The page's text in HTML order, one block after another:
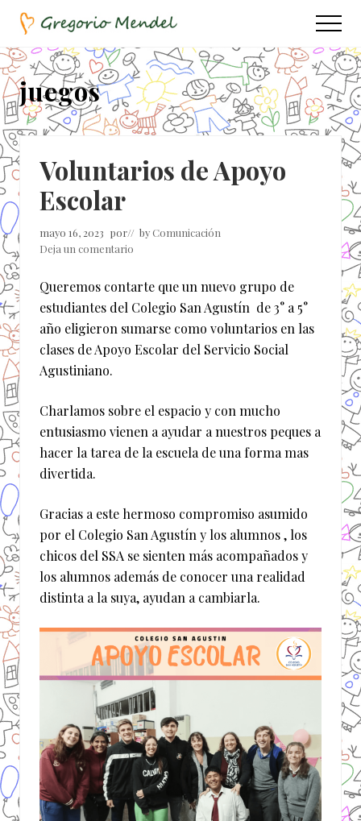
Menu
Saltar
contenido
principal
Saltar
la
barra
lateral
principal
Asociación
Civil
Menu
juegos
Voluntarios de Apoyo
Escolar
mayo 16, 2023 por// byComunicación
Deja un comentario
Queremos contarte que un nuevo grupo de
estudiantes del Colegio San Agustín de 3° a 5°
año eligieron sumarse como voluntarios en las
clases de Apoyo Escolar del Servicio Social
Agustiniano.
Charlamos sobre el espacio y con mucho
entusiasmo vienen a ayudar a nuestros peques a
hacer la tarea de la escuela de una forma mas
divertida.
Gracias a este hermoso compromiso asumido
por el Colegio San Agustín y los alumnos , los
chicos del SSA se sienten más acompañados y
los alumnos además de conocer una realidad
distinta a la suya, ayudan a cambiarla.